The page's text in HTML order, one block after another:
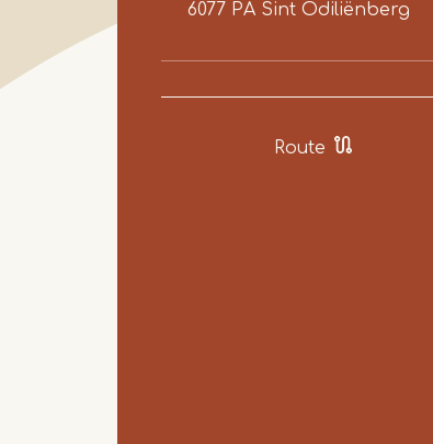
6077 PA Sint Odiliënberg
Route